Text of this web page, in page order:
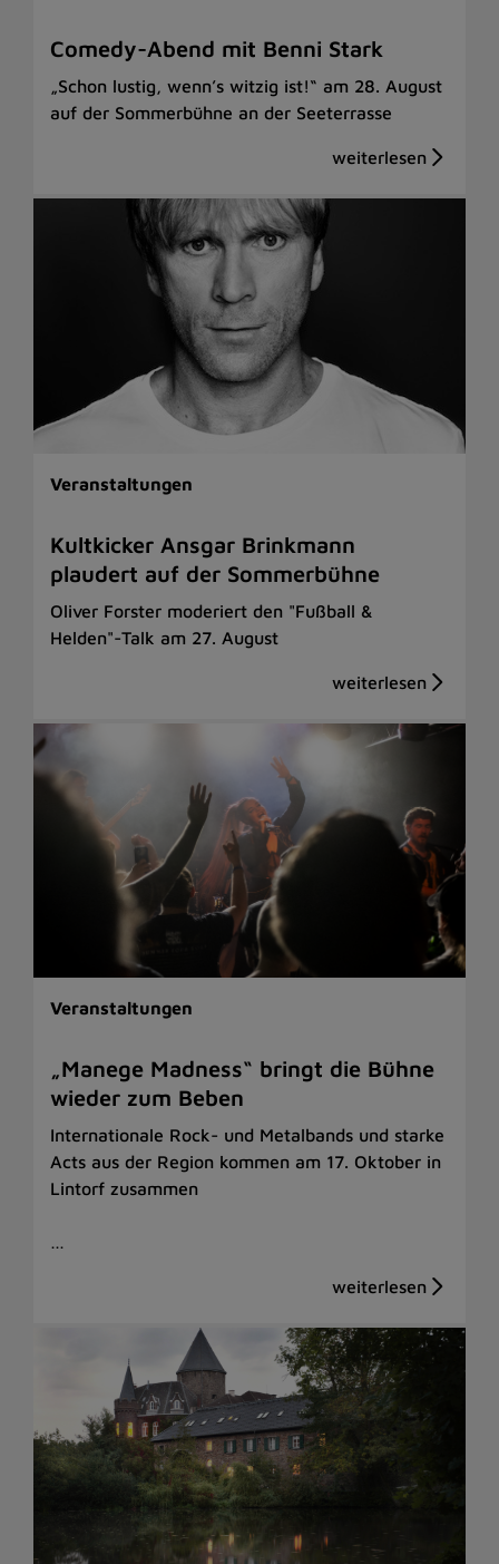
Comedy-Abend mit Benni Stark
„Schon lustig, wenn’s witzig ist!“ am 28. August
auf der Sommerbühne an der Seeterrasse
Veranstaltungen
Kultkicker Ansgar Brinkmann
plaudert auf der Sommerbühne
Oliver Forster moderiert den "Fußball &
Helden"-Talk am 27. August
Veranstaltungen
„Manege Madness“ bringt die Bühne
wieder zum Beben
Internationale Rock- und Metalbands und starke
Acts aus der Region kommen am 17. Oktober in
Lintorf zusammen
…